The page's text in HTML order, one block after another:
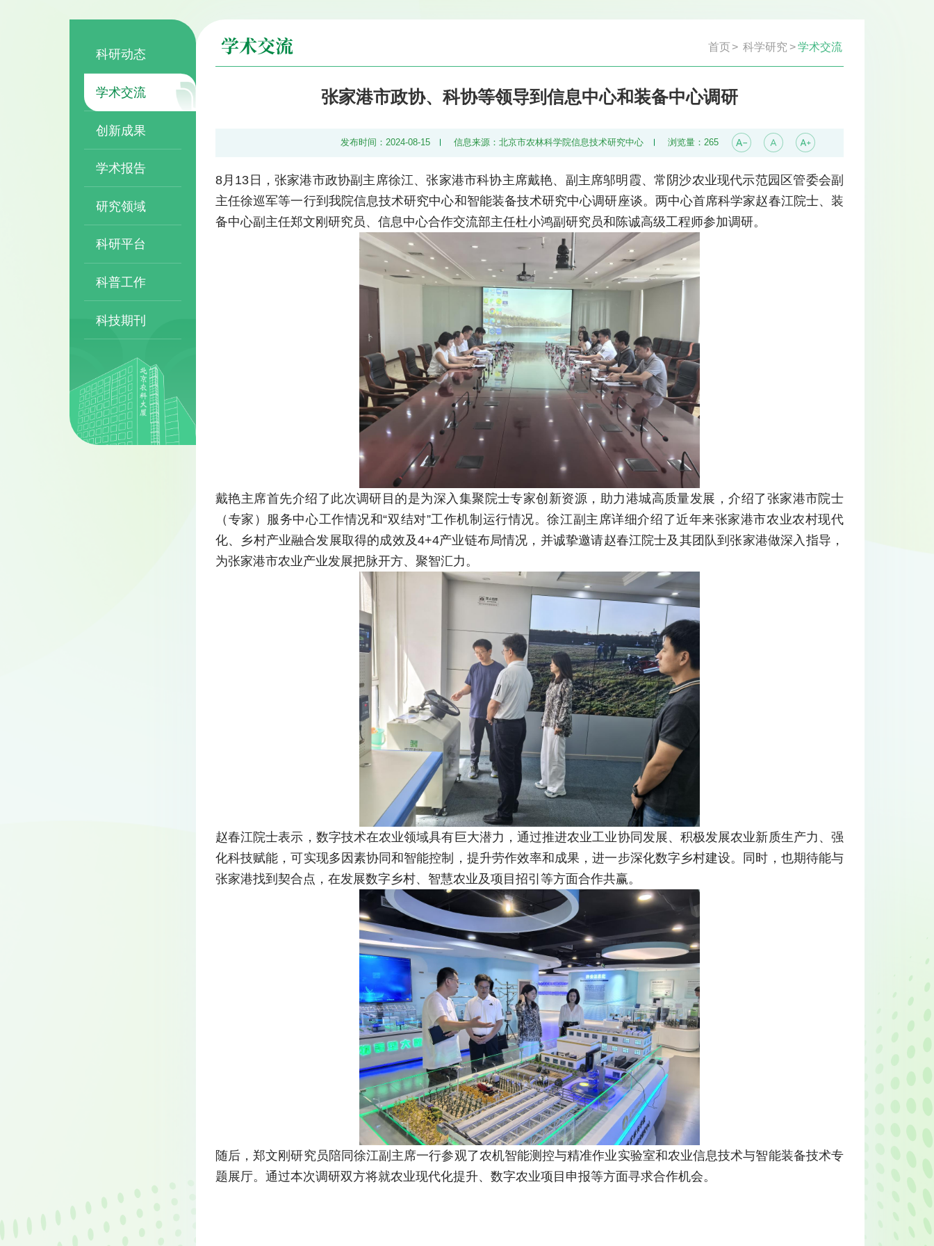
科研动态
学术交流
创新成果
学术报告
研究领域
科研平台
科普工作
科技期刊
首页> 科学研究 >学术交流
学术交流
张家港市政协、科协等领导到信息中心和装备中心调研
发布时间：2024-08-15 信息来源：北京市农林科学院信息技术研究中心 浏览量：265
8月13日，张家港市政协副主席徐江、张家港市科协主席戴艳、副主席邬明霞、常阴沙农业现代示范园区管委会副
主任徐巡军等一行到我院信息技术研究中心和智能装备技术研究中心调研座谈。两中心首席科学家赵春江院士、装
备中心副主任郑文刚研究员、信息中心合作交流部主任杜小鸿副研究员和陈诚高级工程师参加调研。
戴艳主席首先介绍了此次调研目的是为深入集聚院士专家创新资源，助力港城高质量发展，介绍了张家港市院士
（专家）服务中心工作情况和“双结对”工作机制运行情况。徐江副主席详细介绍了近年来张家港市农业农村现代
化、乡村产业融合发展取得的成效及4+4产业链布局情况，并诚挚邀请赵春江院士及其团队到张家港做深入指导，
为张家港市农业产业发展把脉开方、聚智汇力。
赵春江院士表示，数字技术在农业领域具有巨大潜力，通过推进农业工业协同发展、积极发展农业新质生产力、强
化科技赋能，可实现多因素协同和智能控制，提升劳作效率和成果，进一步深化数字乡村建设。同时，也期待能与
张家港找到契合点，在发展数字乡村、智慧农业及项目招引等方面合作共赢。
随后，郑文刚研究员陪同徐江副主席一行参观了农机智能测控与精准作业实验室和农业信息技术与智能装备技术专
题展厅。通过本次调研双方将就农业现代化提升、数字农业项目申报等方面寻求合作机会。